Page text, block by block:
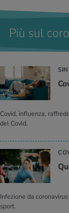
Più sul
Covid, influenza,
del Covid.
Infezione da
sport.